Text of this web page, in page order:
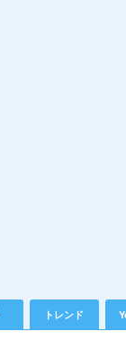
トレンド